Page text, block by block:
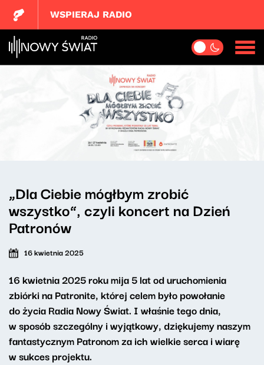
WSPIERAJ RADIO
„Dla Ciebie mógłbym zrobić
wszystko”, czyli koncert na Dzień
Patronów
16 kwietnia 2025
16 kwietnia 2025 roku mija 5 lat od uruchomienia
zbiórki na Patronite, której celem było powołanie
do życia Radia Nowy Świat. I właśnie tego dnia,
w sposób szczególny i wyjątkowy, dziękujemy naszym
fantastycznym Patronom za ich wielkie serca i wiarę
w sukces projektu.